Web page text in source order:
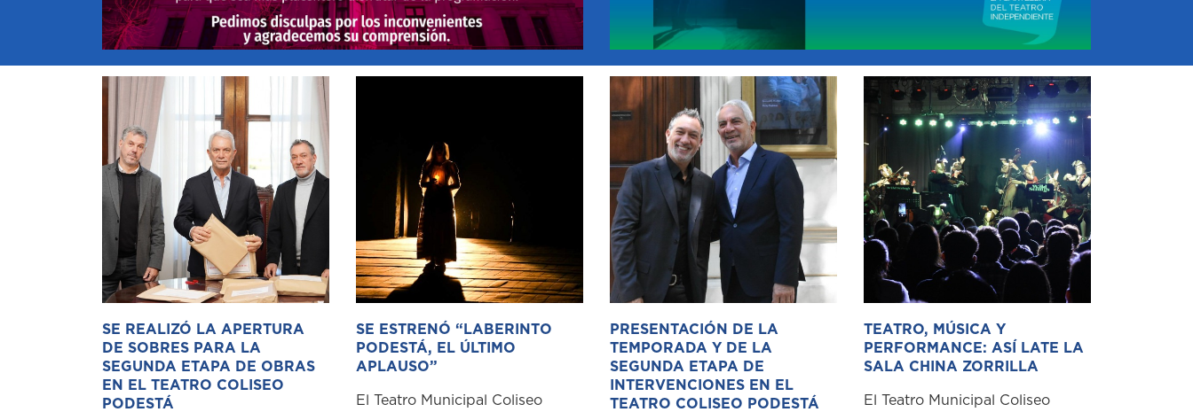
SE REALIZÓ LA APERTURA
DE SOBRES PARA LA
SEGUNDA ETAPA DE OBRAS
EN EL TEATRO COLISEO
PODESTÁ
SE ESTRENÓ “LABERINTO
PODESTÁ, EL ÚLTIMO
APLAUSO”
El Teatro Municipal Coliseo
PRESENTACIÓN DE LA
TEMPORADA Y DE LA
SEGUNDA ETAPA DE
INTERVENCIONES EN EL
TEATRO COLISEO PODESTÁ
TEATRO, MÚSICA Y
PERFORMANCE: ASÍ LATE LA
SALA CHINA ZORRILLA
El Teatro Municipal Coliseo